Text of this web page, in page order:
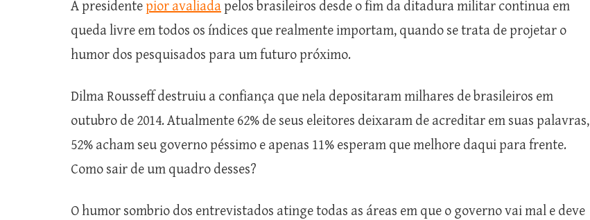
A presidentepior avaliada pelos brasileiros desde o fim da ditadura militar continua em
queda livre em todos os índices que realmente importam, quando se trata de projetar o
humor dos pesquisados para um futuro próximo.
Dilma Rousseff destruiu a confiança que nela depositaram milhares de brasileiros em
outubro de 2014. Atualmente 62% de seus eleitores deixaram de acreditar em suas palavras,
52% acham seu governo péssimo e apenas 11% esperam que melhore daqui para frente.
Como sair de um quadro desses?
O humor sombrio dos entrevistados atinge todas as áreas em que o governo vai mal e deve